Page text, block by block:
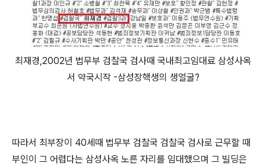
최재경,2002년 법무부 검찰국 검사때 국내최고임대료 삼성사옥
서 약국시작 -삼성장핵생의 생얼굴?
따라서 최부장이 40세때 법무부 검찰국 검찰국 검사로 근무할 때
부인이 그 어렵다는 삼성사옥 노른 자리를 임대했으며 그 빌딩은